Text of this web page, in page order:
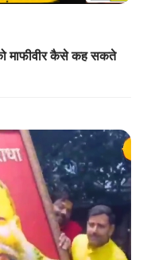
माफीवीर कैसे कह सकते